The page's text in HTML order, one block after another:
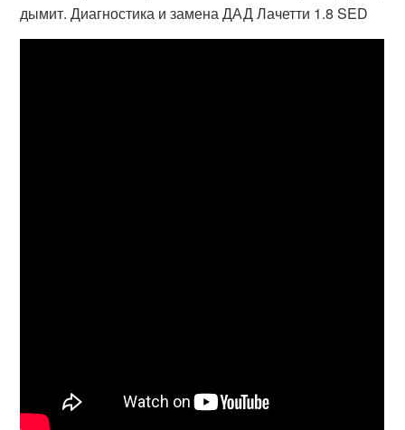
дымит. Диагностика и замена ДАД Лачетти 1.8 SED